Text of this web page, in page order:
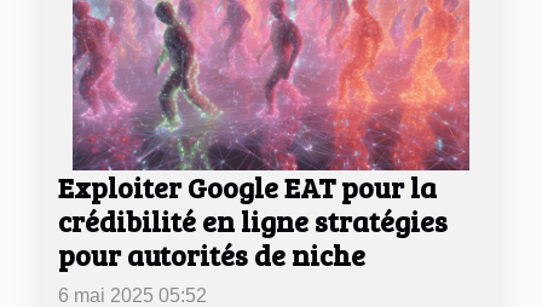
Exploiter Google EAT pour la
crédibilité en ligne stratégies
pour autorités de niche
6 mai 2025 05:52